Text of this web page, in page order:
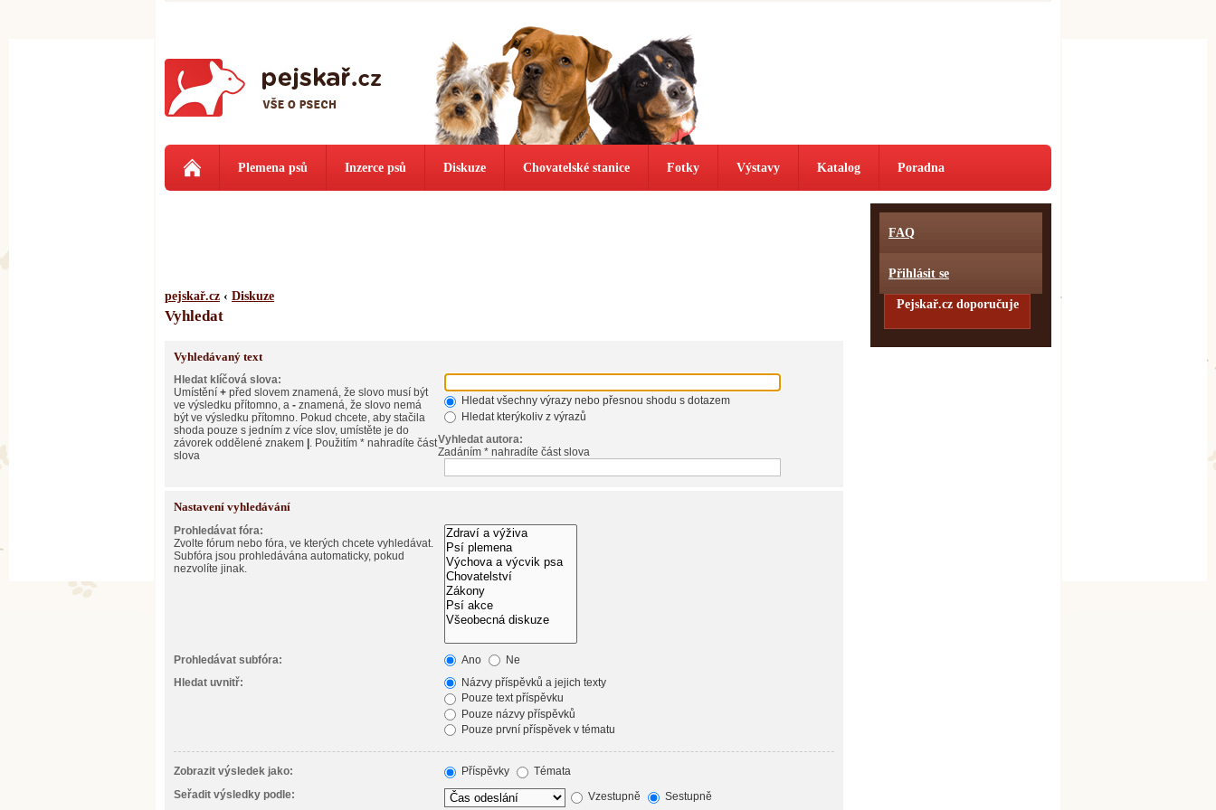
Plemena psů Inzerce psů Diskuze Chovatelské stanice Fotky Výstavy Katalog Poradna
pejskař.cz ‹ Diskuze
Vyhledat
Vyhledávaný text
Hledat klíčová slova:
Umístění + před slovem znamená, že slovo musí být
ve výsledku přítomno, a - znamená, že slovo nemá
být ve výsledku přítomno. Pokud chcete, aby stačila
shoda pouze s jedním z více slov, umístěte je do
závorek oddělené znakem . Použitím * nahradíte část
slova
Hledat všechny výrazy nebo přesnou shodu s dotazem
Hledat kterýkoliv z výrazů
Vyhledat autora:
Zadáním * nahradíte část slova
Nastavení vyhledávání
Prohledávat fóra:
Zvolte fórum nebo fóra, ve kterých chcete vyhledávat.
Subfóra jsou prohledávána automaticky, pokud
nezvolíte jinak.
Prohledávat subfóra: Ano
Ne
Hledat uvnitř:
Názvy příspěvků a jejich texty
Pouze text příspěvku
Pouze názvy příspěvků
Pouze první příspěvek v tématu
Zobrazit výsledek jako: Příspěvky
Témata
Seřadit výsledky podle:
Vzestupně Sestupně
FAQ
Přihlásit se
Pejskař.cz doporučuje